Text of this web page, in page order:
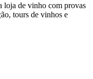
loja de vinho com provas
tours de vinhos e